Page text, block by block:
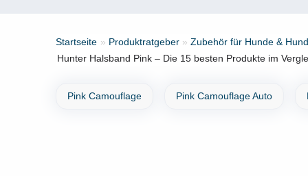
Startseite » Produktratgeber » Zubehör für Hunde &
Hunter Halsband Pink – Die 15 besten Produkte im
Pink Camouflage Pink Camouflage Auto